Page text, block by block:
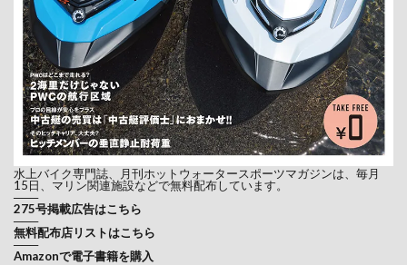
水上バイク専門誌、月刊ホットウォータースポーツマガジンは、毎月
15日、マリン関連施設などで無料配布しています。
───
275号掲載広告はこちら
───
無料配布店リストはこちら
───
Amazonで電子書籍を購入